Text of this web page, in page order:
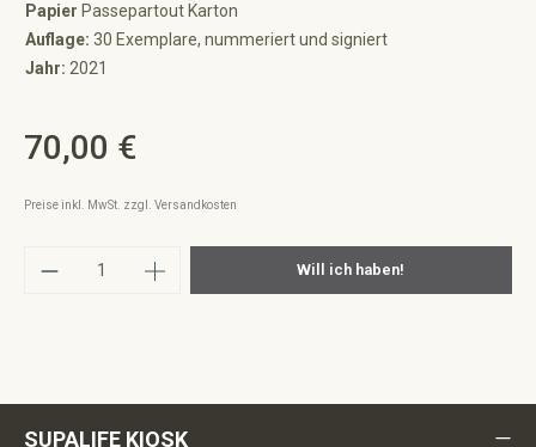
Papier Passepartout Karton
Auflage: 30 Exemplare, nummeriert und signiert
Jahr: 2021
Regulärer Preis:
70,00 €
Preise inkl. MwSt. zzgl. Versandkosten
Produkt Anzahl: Gib den gewünschten
Will ich haben!
SUPALIFE KIOSK